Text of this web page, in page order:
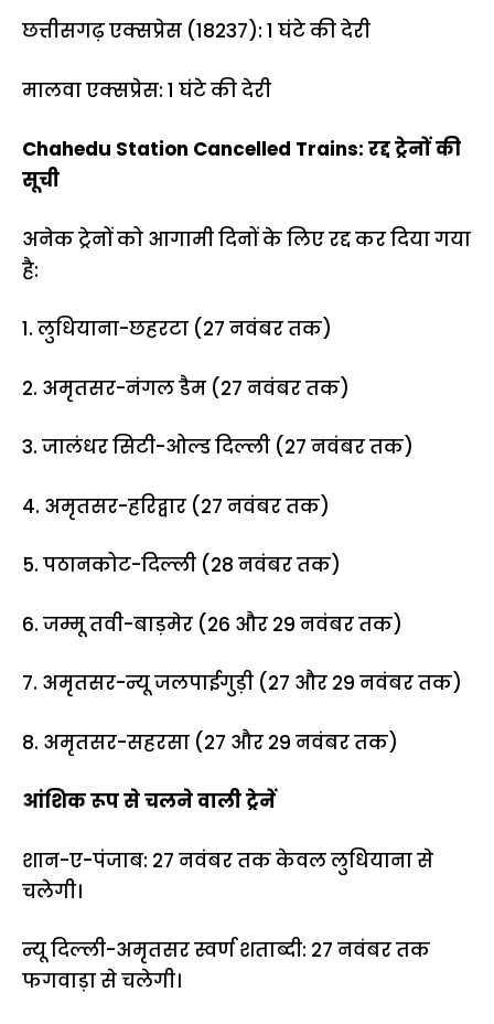
छत्तीसगढ़ एक्सप्रेस (18237): 1 घंटे की देरी
मालवा एक्सप्रेस: 1 घंटे की देरी
Chahedu Station Cancelled Trains: रद्द ट्रेनों की
सूची
अनेक ट्रेनों को आगामी दिनों के लिए रद्द कर दिया गया
है:
1. लुधियाना-छहरटा (27 नवंबर तक)
2. अमृतसर-नंगल डैम (27 नवंबर तक)
3. जालंधर सिटी-ओल्ड दिल्ली (27 नवंबर तक)
4. अमृतसर-हरिद्वार (27 नवंबर तक)
5. पठानकोट-दिल्ली (28 नवंबर तक)
6. जम्मू तवी-बाड़मेर (26 और 29 नवंबर तक)
7. अमृतसर-न्यू जलपाईगुड़ी (27 और 29 नवंबर तक)
8. अमृतसर-सहरसा (27 और 29 नवंबर तक)
आंशिक रूप से चलने वाली ट्रेनें
शान-ए-पंजाब: 27 नवंबर तक केवल लुधियाना से
चलेगी।
न्यू दिल्ली-अमृतसर स्वर्ण शताब्दी: 27 नवंबर तक
फगवाड़ा से चलेगी।